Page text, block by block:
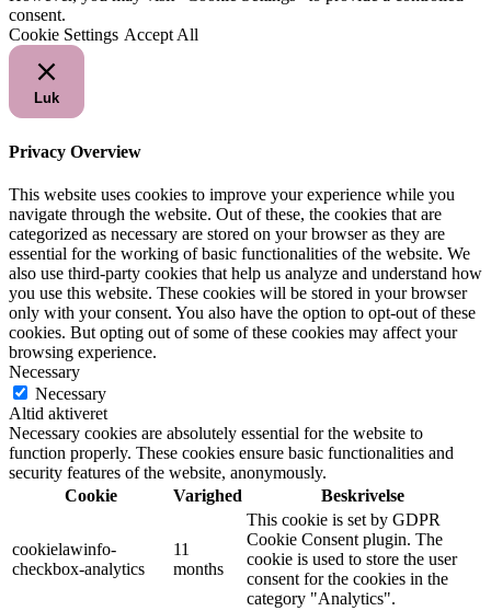
consent.
Cookie Settings Accept All
Luk
Privacy Overview
This website uses cookies to improve your experience while you
navigate through the website. Out of these, the cookies that are
categorized as necessary are stored on your browser as they are
essential for the working of basic functionalities of the website. We
also use third-party cookies that help us analyze and understand how
you use this website. These cookies will be stored in your browser
only with your consent. You also have the option to opt-out of these
cookies. But opting out of some of these cookies may affect your
browsing experience.
Necessary
Necessary
Altid aktiveret
Necessary cookies are absolutely essential for the website to
function properly. These cookies ensure basic functionalities and
security features of the website, anonymously.
Cookie
Varighed Beskrivelse
cookielawinfo-
checkbox-analytics
11
months
This cookie is set by GDPR
Cookie Consent plugin. The
cookie is used to store the user
consent for the cookies in the
category "Analytics".